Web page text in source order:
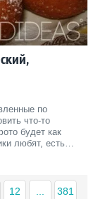
по
что-то
будет как
любят, есть
12 381